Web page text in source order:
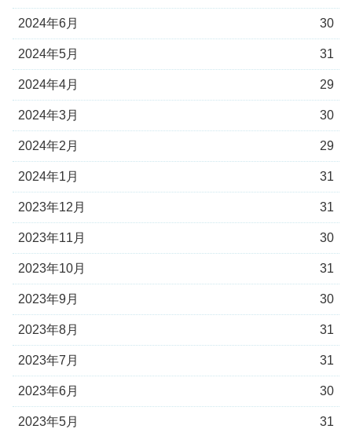
2024年6月 30
2024年5月 31
2024年4月 29
2024年3月 30
2024年2月 29
2024年1月 31
2023年12月 31
2023年11月 30
2023年10月 31
2023年9月 30
2023年8月 31
2023年7月 31
2023年6月 30
2023年5月 31